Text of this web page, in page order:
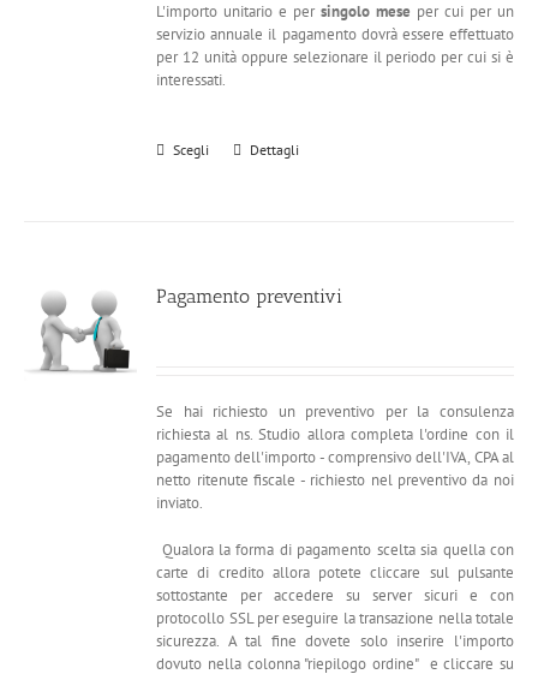
L'importo unitario e persingolo mese per cui per un
servizio annuale il pagamento dovrà essere effettuato
per 12 unità oppure selezionare il periodo per cui si è
interessati.
Scegli Dettagli
Pagamento preventivi
Se hai richiesto un preventivo per la consulenza
richiesta al ns. Studio allora completa l'ordine con il
pagamento dell'importo - comprensivo dell'IVA, CPA al
netto ritenute fiscale - richiesto nel preventivo da noi
inviato.
Qualora la forma di pagamento scelta sia quella con
carte di credito allora potete cliccare sul pulsante
sottostante per accedere su server sicuri e con
protocollo SSL per eseguire la transazione nella totale
sicurezza. A tal fine dovete solo inserire l'importo
dovuto nella colonna "riepilogo ordine" e cliccare su